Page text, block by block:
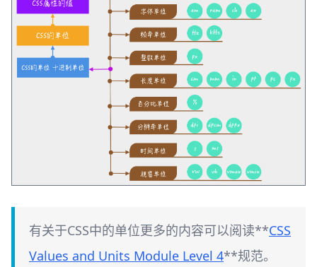
有关于CSS中的单位更多的内容可以阅读**CSS
Values and Units Module Level 4**规范。